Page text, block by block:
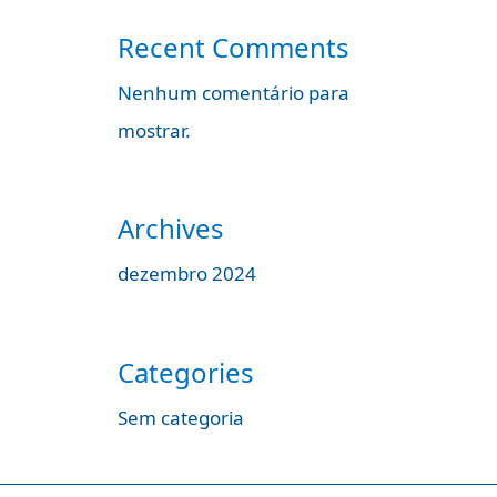
Recent Comments
Nenhum comentário para
mostrar.
Archives
dezembro 2024
Categories
Sem categoria